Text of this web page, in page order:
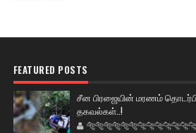
FEATURED POSTS
சீன பிரஜையின் மரணம்
தகவல்கள்..!